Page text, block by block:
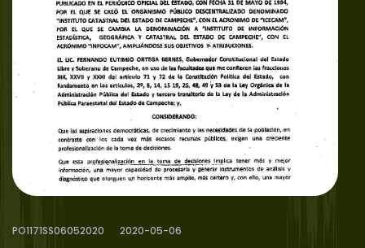
PO1171SS06052020 2020-05-06